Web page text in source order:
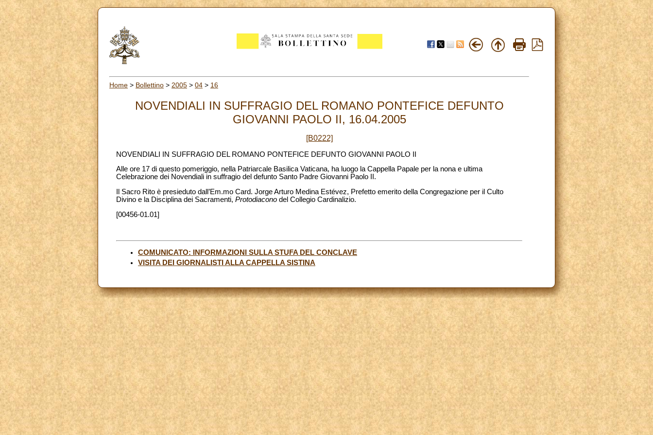
Home > Bollettino > 2005 > 04 > 16
NOVENDIALI IN SUFFRAGIO DEL ROMANO PONTEFICE DEFUNTO
GIOVANNI PAOLO II, 16.04.2005
[B0222]
NOVENDIALI IN SUFFRAGIO DEL ROMANO PONTEFICE DEFUNTO GIOVANNI PAOLO II
Alle ore 17 di questo pomeriggio, nella Patriarcale Basilica Vaticana, ha luogo la Cappella Papale per la nona e ultima
Celebrazione dei Novendiali in suffragio del defunto Santo Padre Giovanni Paolo II.
Il Sacro Rito è presieduto dall’Em.mo Card. Jorge Arturo Medina Estévez, Prefetto emerito della Congregazione per il Culto
Divino e la Disciplina dei Sacramenti, Protodiacono del Collegio Cardinalizio.
[00456-01.01]
COMUNICATO: INFORMAZIONI SULLA STUFA DEL CONCLAVE
VISITA DEI GIORNALISTI ALLA CAPPELLA SISTINA